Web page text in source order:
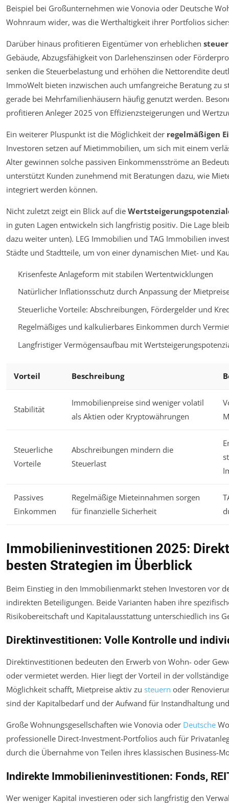
Beispiel bei Großunternehmen wie Vonovia oder Deutsche
Wohnraum wider, was die Werthaltigkeit ihrer Portfolios
Darüber hinaus profitieren Eigentümer von erheblichen
Gebäude, Abzugsfähigkeit von Darlehenszinsen oder
senken die Steuerbelastung und erhöhen die Nettorendite
ImmoWelt bieten inzwischen auch umfangreiche Beratung zu
gerade bei Mehrfamilienhäusern häufig genutzt werden.
profitieren Anleger 2025 von Effizienzsteigerungen und
Ein weiterer Pluspunkt ist die Möglichkeit der regelmäßigen
Investoren setzen auf Mietimmobilien, um sich mit einem
Alter gewinnen solche passiven Einkommensströme an
unterstützt Kunden zunehmend mit Beratungen dazu, wie
integriert werden können.
Nicht zuletzt zeigt ein Blick auf die
in guten Lagen entwickeln sich langfristig positiv. Die Lage
dazu weiter unten). LEG Immobilien und TAG Immobilien
Städte und Stadtteile, um von einer dynamischen Miet- und
Krisenfeste Anlageform mit stabilen Wertentwicklungen
Natürlicher Inflationsschutz durch Anpassung der
Steuerliche Vorteile: Abschreibungen, Fördergelder und
Regelmäßiges und kalkulierbares Einkommen durch
Langfristiger Vermögensaufbau mit
Vorteil Beschreibung
Stabilität
Immobilienpreise sind weniger volatil
als Aktien oder Kryptowährungen
Steuerliche
Vorteile
Abschreibungen mindern die
Steuerlast
Passives
Einkommen
Regelmäßige Mieteinnahmen sorgen
für finanzielle Sicherheit
Immobilieninvestitionen 2025:
besten Strategien im Überblick
Beim Einstieg in den Immobilienmarkt stehen Investoren vor
indirekten Beteiligungen. Beide Varianten haben ihre
Risikobereitschaft und Kapitalausstattung unterschiedlich ins
Direktinvestitionen: Volle Kontrolle und
Direktinvestitionen bedeuten den Erwerb von Wohn- oder
oder vermietet werden. Hier liegt der Vorteil in der
Möglichkeit schafft, Mietpreise aktiv zu steuern oder
sind der Kapitalbedarf und der Aufwand für Instandhaltung
Große Wohnungsgesellschaften wie Vonovia oder Deutsche
professionelle Direct-Investment-Portfolios auch für
durch die Übernahme von Teilen ihres klassischen Business-
Indirekte Immobilieninvestitionen: Fonds,
Wer weniger Kapital investieren oder sich langfristig den